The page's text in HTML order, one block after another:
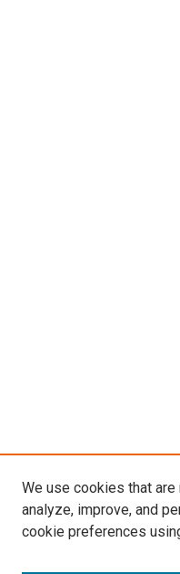
We use cookies that
analyze, improve, and
cookie preferences